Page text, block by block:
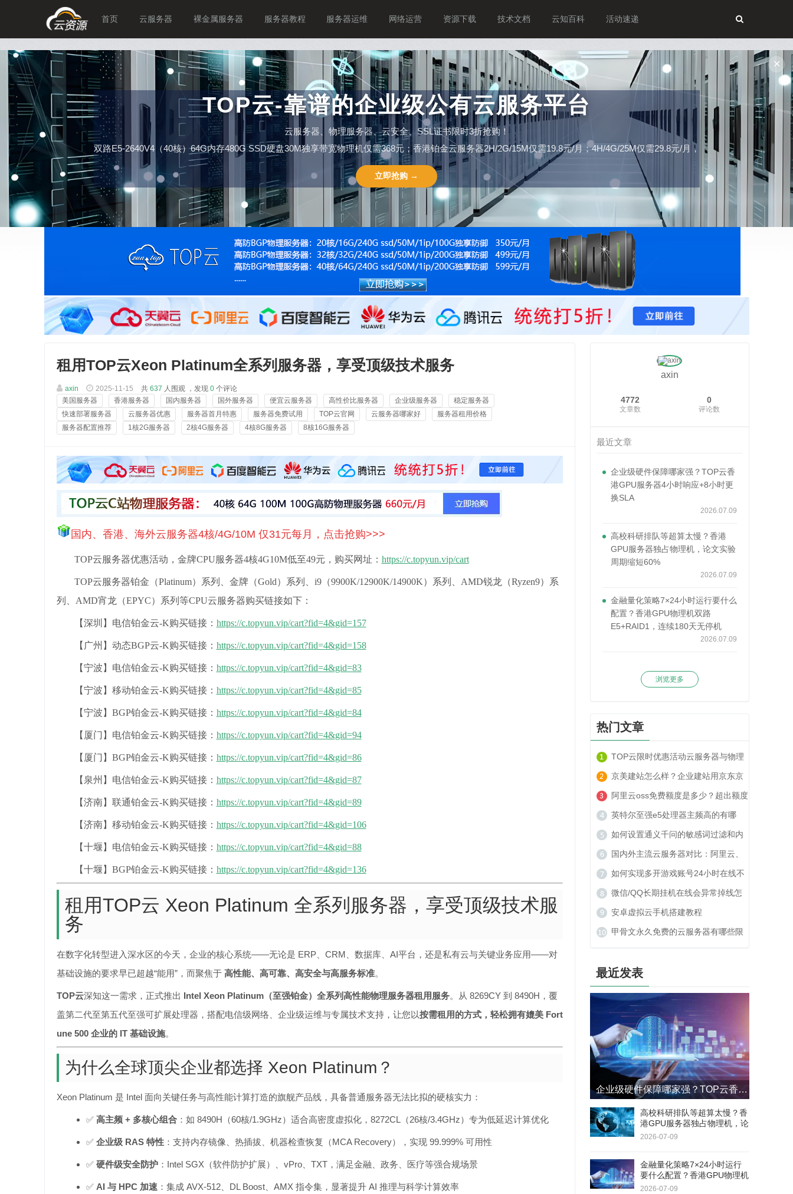
TOP云-靠谱的企业级公有云服务平台
云服务器、物理服务器、云安全、SSL证书限时3折抢购！
双路E5-2640V4（40核）64G内存480G SSD硬盘30M独享带宽物理机仅需368元；香港铂金云服务器2H/2G/15M仅需19.8元/月；4H/4G/25M仅需29.8元/月，
立即抢购 →
✕
首页 云服务器 裸金属服务器 服务器教程 服务器运维 网络运营 资源下载 技术文档 云知百科 活动速递
租用TOP云Xeon Platinum全系列服务器，享受顶级技术服务
axin 2025-11-15 共 637 人围观 ，发现 0 个评论
美国服务器
香港服务器 国内服务器 国外服务器 便宜云服务器 高性价比服务器 企业级服务器
稳定服务器
快速部署服务器
云服务器优惠 服务器首月特惠 服务器免费试用 TOP云官网 云服务器哪家好
服务器租用价格
服务器配置推荐
1核2G服务器 2核4G服务器 4核8G服务器 8核16G服务器
国内、香港、海外云服务器4核/4G/10M 仅31元每月，点击抢购>>>
TOP云服务器优惠活动，金牌CPU服务器4核4G10M低至49元，购买网址： https://c.topyun.vip/cart
TOP云服务器铂金（Platinum）系列 、金牌（Gold）系列 、i9（9900K/12900K/14900K） 系列 AMD锐龙（Ryzen9） 系
列
、AMD宵龙（EPYC） 系列 等CPU云服务器购买链接如下：
【深圳】电信铂金云-K购买链接： https://c.topyun.vip/cart?fid=4&gid=157
【广州】动态BGP云-K购买链接： https://c.topyun.vip/cart?fid=4&gid=158
【宁波】电信铂金云-K购买链接： https://c.topyun.vip/cart?fid=4&gid=83
【宁波】移动铂金云-K购买链接： https://c.topyun.vip/cart?fid=4&gid=85
【宁波】BGP铂金云-K购买链接： https://c.topyun.vip/cart?fid=4&gid=84
【厦门】电信铂金云-K购买链接： https://c.topyun.vip/cart?fid=4&gid=94
【厦门】BGP铂金云-K购买链接： https://c.topyun.vip/cart?fid=4&gid=86
【泉州】电信铂金云-K购买链接： https://c.topyun.vip/cart?fid=4&gid=87
【济南】联通铂金云-K购买链接： https://c.topyun.vip/cart?fid=4&gid=89
【济南】移动铂金云-K购买链接： https://c.topyun.vip/cart?fid=4&gid=106
【十堰】电信铂金云-K购买链接： https://c.topyun.vip/cart?fid=4&gid=88
【十堰】BGP铂金云-K购买链接： https://c.topyun.vip/cart?fid=4&gid=136
租用TOP云 Xeon Platinum 全系列服务器，享受顶级技术服
务
在数字化转型进入深水区的今天，企业的核心系统——无论是 ERP、CRM、数据库、AI平台，还是私有云与关键业务应用——对
基础设施的要求早已超越“能用”，而聚焦于 高性能、高可靠、高安全与高服务标准。
TOP云深知这一需求，正式推出 Intel Xeon Platinum（至强铂金）全系列高性能物理服务器租用服务。从 8269CY 到 8490H，覆
盖第二代至第五代至强可扩展处理器，搭配电信级网络、企业级运维与专属技术支持，让您以按需租用的方式，轻松拥有媲美 Fort
une 500 企业的 IT 基础设施。
为什么全球顶尖企业都选择 Xeon Platinum？
Xeon Platinum 是 Intel 面向关键任务与高性能计算打造的旗舰产品线，具备普通服务器无法比拟的硬核实力：
✅ 高主频 + 多核心组合：如 8490H（60核/1.9GHz）适合高密度虚拟化，8272CL（26核/3.4GHz）专为低延迟计算优化
✅ 企业级 RAS 特性：支持内存镜像、热插拔、机器检查恢复（MCA Recovery），实现 99.999% 可用性
✅ 硬件级安全防护：Intel SGX（软件防护扩展）、vPro、TXT，满足金融、政务、医疗等强合规场景
✅ AI 与 HPC 加速 ：集成 AVX-512、DL Boost、AMX 指令集，显著提升 AI 推理与科学计算效率
axin
4772
文章数
0
评论数
最近文章
企业级硬件保障哪家强？TOP云香
港GPU服务器4小时响应+8小时更
换SLA
2026.07.09
高校科研排队等超算太慢？香港
GPU服务器独占物理机，论文实验
周期缩短60%
2026.07.09
金融量化策略7×24小时运行要什么
配置？香港GPU物理机双路
E5+RAID1，连续180天无停机
2026.07.09
浏览更多
热门文章
TOP云限时优惠活动云服务器与物理
服务器套餐租用推荐
京美建站怎么样？企业建站用京东京
美建站可以吗？
阿里云oss免费额度是多少？超出额度
收费贵吗？
英特尔至强e5处理器主频高的有哪
些？
如何设置通义千问的敏感词过滤和内
容安全策略？
国内外主流云服务器对比：阿里云、
腾讯云、TOP云如何选？
如何实现多开游戏账号24小时在线不
被封号？
微信/QQ长期挂机在线会异常掉线怎
么办？
安卓虚拟云手机搭建教程
甲骨文永久免费的云服务器有哪些限
最近发表
企业级硬件保障哪家强？TOP云香港GPU服务器4小时响应+8小时更换SLA
高校科研排队等超算太慢？香
港GPU服务器独占物理机，论
文实验周期缩短60%
2026-07-09
金融量化策略7×24小时运行
要什么配置？香港GPU物理机
双路E5+RAID1，连续180天
2026-07-09